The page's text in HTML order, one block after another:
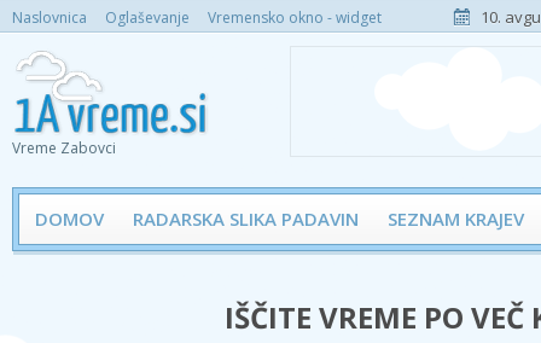
Naslovnica Oglaševanje Vremensko okno - widget 10.
Vreme Zabovci
DOMOV RADARSKA SLIKA PADAVIN SEZNAM KRAJEV
IŠČITE VREME PO